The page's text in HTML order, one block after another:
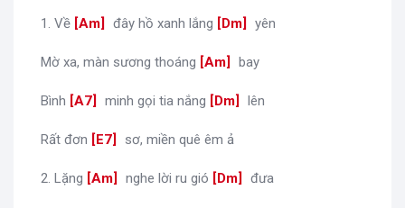
1. Về Am đây hồ xanh lắng Dm yên
Mờ xa, màn sương thoáng Am bay
Bình A7 minh gọi tia nắng Dm lên
Rất đơn E7 sơ, miền quê êm ả
2. Lặng Am nghe lời ru gió Dm đưa